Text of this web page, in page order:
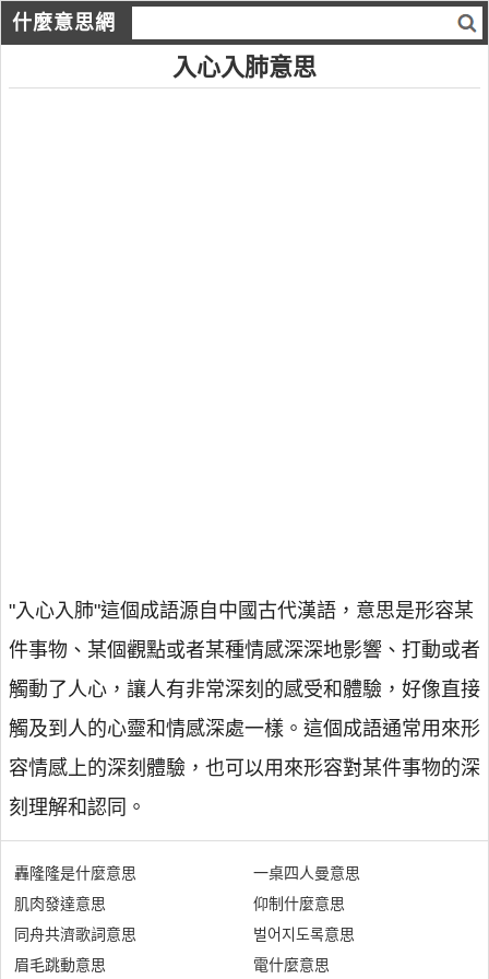
什麼意思網
入心入肺意思
"入心入肺"這個成語源自中國古代漢語，意思是形容某
件事物、某個觀點或者某種情感深深地影響、打動或者
觸動了人心，讓人有非常深刻的感受和體驗，好像直接
觸及到人的心靈和情感深處一樣。這個成語通常用來形
容情感上的深刻體驗，也可以用來形容對某件事物的深
刻理解和認同。
轟隆隆是什麼意思
肌肉發達意思
同舟共濟歌詞意思
眉毛跳動意思
一桌四人曼意思
仰制什麼意思
벌어지도록意思
電什麼意思